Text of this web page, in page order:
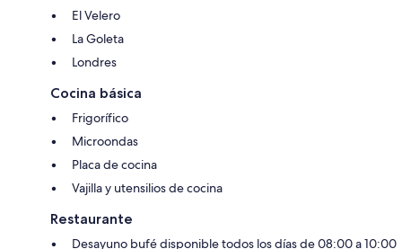
El Velero
La Goleta
Londres
Cocina básica
Frigorífico
Microondas
Placa de cocina
Vajilla y utensilios de cocina
Restaurante
Desayuno bufé disponible todos los días de 08:00 a 10:00